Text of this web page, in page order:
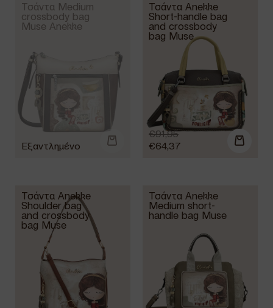
Τσάντα Medium
crossbody bag
Muse Anekke
Τσάντα Anekke
Short-handle bag
and crossbody
bag Muse
€91,95
€64,37
Τσάντα Anekke
Shoulder bag
and crossbody
bag Muse
Τσάντα Anekke
Medium short-
handle bag Muse